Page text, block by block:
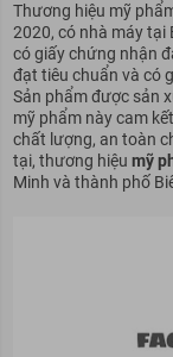
Thương hiệu mỹ
2020, có nhà máy tại
có giấy chứng nhận
đạt tiêu chuẩn và có
Sản phẩm được sản
mỹ phẩm này cam
chất lượng, an toàn
tại, thương hiệu mỹ
Minh và thành phố